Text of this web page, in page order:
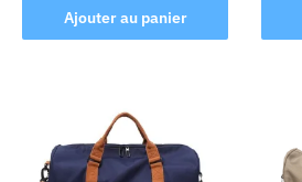
Ajouter au panier